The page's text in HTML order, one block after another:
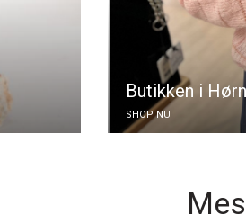
Butikken i
SHOP NU